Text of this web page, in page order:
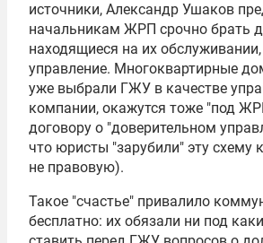
источники, Александр Ушаков
начальникам ЖРП срочно брать
находящиеся на их
управление. Многоквартирные
уже выбрали ГЖУ в качестве
компании, окажутся тоже "под
договору о "доверительном
что юристы "зарубили" эту схему
не правовую).
Такое "счастье" привалило
бесплатно: их обязали ни под